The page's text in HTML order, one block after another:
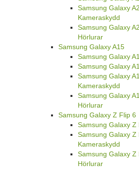
Samsung Galaxy
Kameraskydd
Samsung Galaxy
Hörlurar
Samsung Galaxy A15
Samsung Galaxy
Samsung Galaxy
Samsung Galaxy
Kameraskydd
Samsung Galaxy
Hörlurar
Samsung Galaxy Z Flip 6
Samsung Galaxy Z
Samsung Galaxy
Kameraskydd
Samsung Galaxy
Hörlurar